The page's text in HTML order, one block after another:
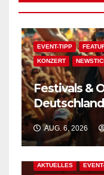
EVENT-TIPP
KONZERT
Festivals &
Events
AUG. 6, 2026
AKTUELLES